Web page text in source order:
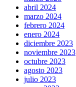
abril 2024
marzo 2024
febrero 2024
enero 2024
diciembre 2023
noviembre 2023
octubre 2023
agosto 2023
julio 2023